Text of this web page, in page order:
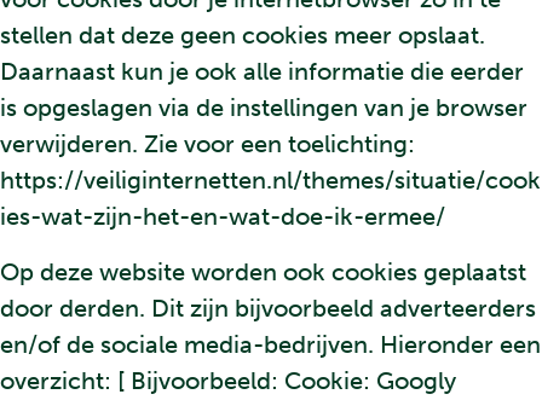
stellen dat deze geen cookies meer opslaat.
Daarnaast kun je ook alle informatie die eerder
is opgeslagen via de instellingen van je browser
verwijderen. Zie voor een toelichting:
https://veiliginternetten.nl/themes/situatie/cook
ies-wat-zijn-het-en-wat-doe-ik-ermee/
Op deze website worden ook cookies geplaatst
door derden. Dit zijn bijvoorbeeld adverteerders
en/of de sociale media-bedrijven. Hieronder een
overzicht: [ Bijvoorbeeld: Cookie: Googly